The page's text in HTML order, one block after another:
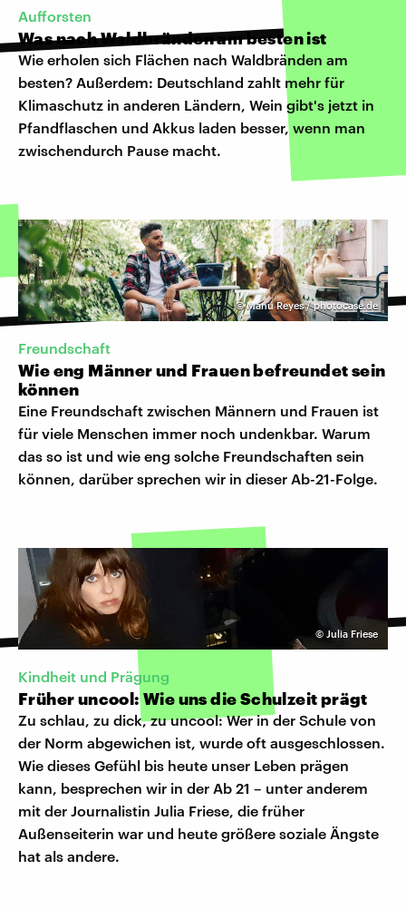
Aufforsten
Was nach Waldbränden am besten ist
Wie erholen sich Flächen nach Waldbränden am
besten? Außerdem: Deutschland zahlt mehr für
Klimaschutz in anderen Ländern, Wein gibt's jetzt in
Pfandflaschen und Akkus laden besser, wenn man
zwischendurch Pause macht.
©Manu Reyes / photocase.de
Freundschaft
Wie eng Männer und Frauen befreundet sein
können
Eine Freundschaft zwischen Männern und Frauen ist
für viele Menschen immer noch undenkbar. Warum
das so ist und wie eng solche Freundschaften sein
können, darüber sprechen wir in dieser Ab-21-Folge.
© Julia Friese
Kindheit und Prägung
Früher uncool: Wie uns die Schulzeit prägt
Zu schlau, zu dick, zu uncool: Wer in der Schule von
der Norm abgewichen ist, wurde oft ausgeschlossen.
Wie dieses Gefühl bis heute unser Leben prägen
kann, besprechen wir in der Ab 21 – unter anderem
mit der Journalistin Julia Friese, die früher
Außenseiterin war und heute größere soziale Ängste
hat als andere.